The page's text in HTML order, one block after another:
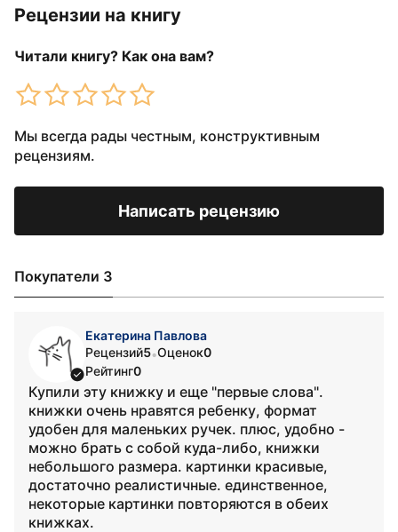
Рецензии на книгу
Читали книгу? Как она вам?
Мы всегда рады честным, конструктивным
рецензиям.
Написать рецензию
Покупатели 3
Екатерина Павлова
Рецензий5•Оценок0
Рейтинг0
Купили эту книжку и еще "первые слова".
книжки очень нравятся ребенку, формат
удобен для маленьких ручек. плюс, удобно -
можно брать с собой куда-либо, книжки
небольшого размера. картинки красивые,
достаточно реалистичные. единственное,
некоторые картинки повторяются в обеих
книжках.